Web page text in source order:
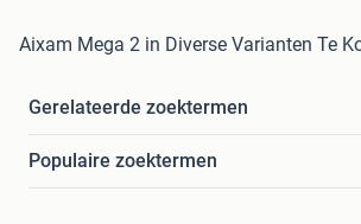
Aixam Mega 2 in Diverse Varianten Te
Gerelateerde zoektermen
Populaire zoektermen